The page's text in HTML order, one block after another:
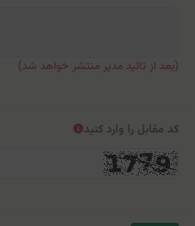
(بعد از تائید مدیر منتشر خواهد شد)
کد مقابل را وارد کنید